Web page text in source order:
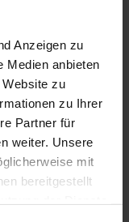
Anzeigen zu
Medien anbieten
zu
zu Ihrer
Partner für
weiter. Unsere
mit
bereitgestellt